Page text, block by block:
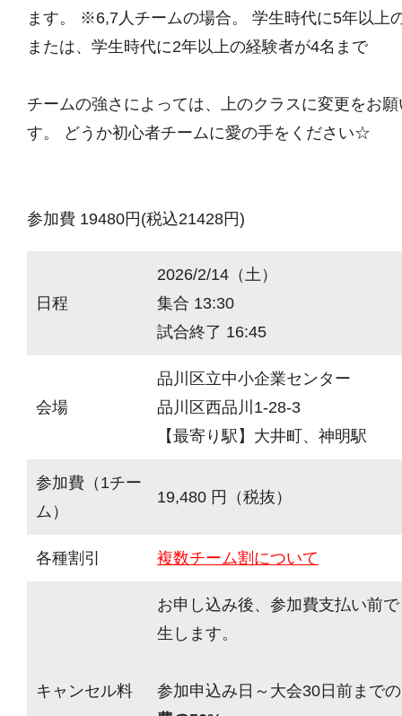
ます。 ※6,7人チームの場合。 学生時代に5年以上
または、学生時代に2年以上の経験者が4名まで
チームの強さによっては、上のクラスに変更をお
す。 どうか初心者チームに愛の手をください☆
参加費 19480円(税込21428円)
日程
2026/2/14（土）
集合 13:30
試合終了 16:45
会場
品川区立中小企業センター
品川区西品川1-28-3
【最寄り駅】大井町、神明駅
参加費（1チー
ム）
19,480 円（税抜）
各種割引 複数チーム割について
キャンセル料
お申し込み後、参加費支払い前
生します。
参加申込み日～大会30日前まで